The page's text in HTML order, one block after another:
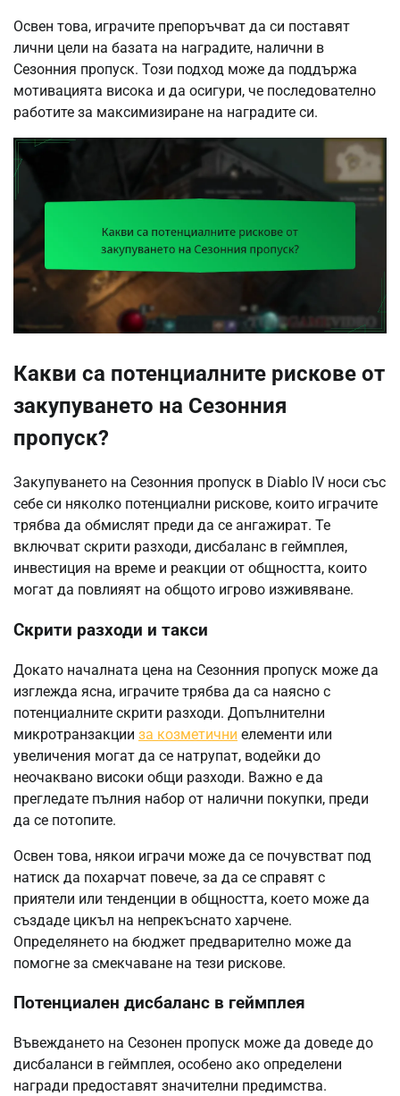
Освен това, играчите препоръчват да си поставят
лични цели на базата на наградите, налични в
Сезонния пропуск. Този подход може да поддържа
мотивацията висока и да осигури, че последователно
работите за максимизиране на наградите си.
Какви са потенциалните рискове от
закупуването на Сезонния
пропуск?
Закупуването на Сезонния пропуск в Diablo IV носи със
себе си няколко потенциални рискове, които играчите
трябва да обмислят преди да се ангажират. Те
включват скрити разходи, дисбаланс в геймплея,
инвестиция на време и реакции от общността, които
могат да повлияят на общото игрово изживяване.
Скрити разходи и такси
Докато началната цена на Сезонния пропуск може да
изглежда ясна, играчите трябва да са наясно с
потенциалните скрити разходи. Допълнителни
микротранзакции за козметични елементи или
увеличения могат да се натрупат, водейки до
неочаквано високи общи разходи. Важно е да
прегледате пълния набор от налични покупки, преди
да се потопите.
Освен това, някои играчи може да се почувстват под
натиск да похарчат повече, за да се справят с
приятели или тенденции в общността, което може да
създаде цикъл на непрекъснато харчене.
Определянето на бюджет предварително може да
помогне за смекчаване на тези рискове.
Потенциален дисбаланс в геймплея
Въвеждането на Сезонен пропуск може да доведе до
дисбаланси в геймплея, особено ако определени
награди предоставят значителни предимства.